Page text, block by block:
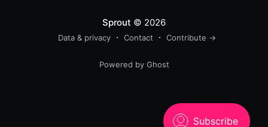
Sprout © 2026
Data & privacy Contact Contribute →
Powered by Ghost